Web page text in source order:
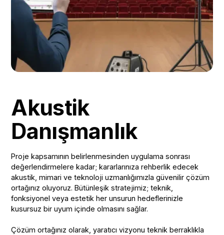
Akustik
Danışmanlık
Proje kapsamının belirlenmesinden uygulama sonrası
değerlendirmelere kadar; kararlarınıza rehberlik edecek
akustik, mimari ve teknoloji uzmanlığımızla güvenilir çözüm
ortağınız oluyoruz. Bütünleşik stratejimiz; teknik,
fonksiyonel veya estetik her unsurun hedeflerinizle
kusursuz bir uyum içinde olmasını sağlar.
Çözüm ortağınız olarak, yaratıcı vizyonu teknik berraklıkla